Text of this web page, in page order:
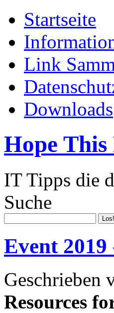
Startseite
Link
Downloads
Hope This
IT Tipps die
Suche
Event
Geschrieben
Resources